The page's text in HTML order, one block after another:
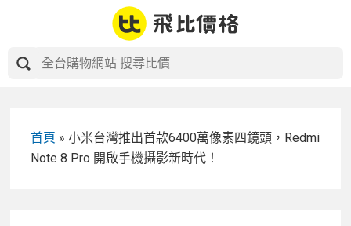
首頁 » 小米台灣推出首款6400萬像素四鏡頭，Redmi
Note 8 Pro 開啟手機攝影新時代！